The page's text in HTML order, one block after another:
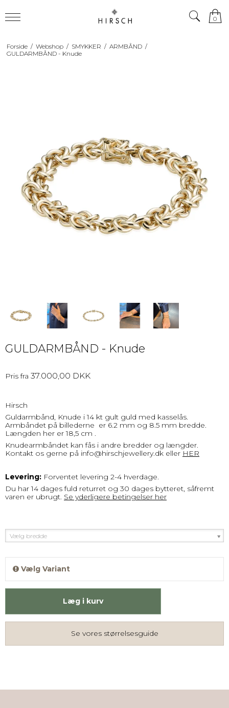
0
Forside / Webshop / SMYKKER / ARMBÅND /
GULDARMBÅND - Knude
GULDARMBÅND - Knude
Pris fra 37.000,00 DKK
Hirsch
Guldarmbånd, Knude i 14 kt gult guld med kasselås.
Armbåndet på billederne er 6.2 mm og 8.5 mm bredde.
Længden her er 18,5 cm .
Knudearmbåndet kan fås i andre bredder og længder.
Kontakt os gerne på info@hirschjewellery.dk eller HER
Levering: Forventet levering 2-4 hverdage.
Du har 14 dages fuld returret og 30 dages bytteret, såfremt
varen er ubrugt. Se yderligere betingelser her
Vælg bredde
Vælg Variant
Læg i kurv
Se vores størrelsesguide